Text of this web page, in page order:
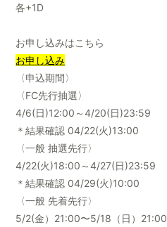
各+1D
お申し込みはこちら
お申し込み
〈申込期間〉
〈FC先行抽選〉
4/6(日)12:00～4/20(日)23:59
＊結果確認 04/22(火)13:00
〈一般 抽選先行〉
4/22(火)18:00～4/27(日)23:59
＊結果確認 04/29(火)10:00
〈一般 先着先行〉
5/2(金）21:00〜5/18（日）21:00